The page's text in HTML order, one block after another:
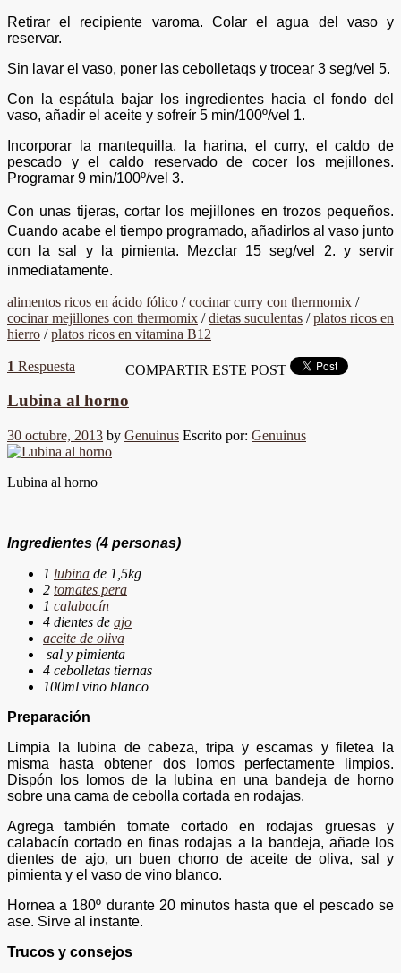
Retirar el recipiente varoma. Colar el agua del vaso y
reservar.
Sin lavar el vaso, poner las cebolletaqs y trocear 3 seg/vel 5.
Con la espátula bajar los ingredientes hacia el fondo del
vaso, añadir el aceite y sofreír 5 min/100º/vel 1.
Incorporar la mantequilla, la harina, el curry, el caldo de
pescado y el caldo reservado de cocer los mejillones.
Programar 9 min/100º/vel 3.
Con unas tijeras, cortar los mejillones en trozos pequeños.
Cuando acabe el tiempo programado, añadirlos al vaso junto
con la sal y la pimienta. Mezclar 15 seg/vel 2. y servir
inmediatamente.
alimentos ricos en ácido fólico /cocinar curry con thermomix /
cocinar mejillones con thermomix /dietas suculentas /platos ricos en
hierro /platos ricos en vitamina B12
1 Respuesta COMPARTIR ESTE POST
Lubina al horno
30 octubre, 2013 by Genuinus Escrito por: Genuinus
Lubina al horno
Ingredientes (4 personas)
1 lubina de 1,5kg
2 tomates pera
1 calabacín
4 dientes de ajo
aceite de oliva
sal y pimienta
4 cebolletas tiernas
100ml vino blanco
Preparación
Limpia la lubina de cabeza, tripa y escamas y filetea la
misma hasta obtener dos lomos perfectamente limpios.
Dispón los lomos de la lubina en una bandeja de horno
sobre una cama de cebolla cortada en rodajas.
Agrega también tomate cortado en rodajas gruesas y
calabacín cortado en finas rodajas a la bandeja, añade los
dientes de ajo, un buen chorro de aceite de oliva, sal y
pimienta y el vaso de vino blanco.
Hornea a 180º durante 20 minutos hasta que el pescado se
ase. Sirve al instante.
Trucos y consejos